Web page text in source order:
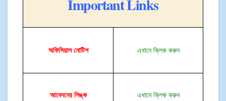
Important Links
অফিসিয়ালনোটিশ এখানে ক্লিক করুন
আবেদনের লিঙ্ক এখানে ক্লিক করুন